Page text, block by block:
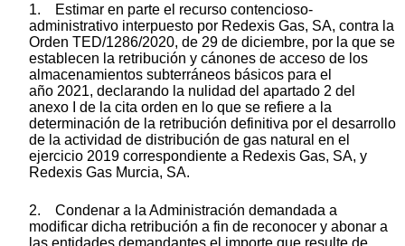
1. Estimar en parte el recurso contencioso-
administrativo interpuesto por Redexis Gas, SA, contra la
Orden TED/1286/2020, de 29 de diciembre, por la que se
establecen la retribución y cánones de acceso de los
almacenamientos subterráneos básicos para el
año 2021, declarando la nulidad del apartado 2 del
anexo I de la cita orden en lo que se refiere a la
determinación de la retribución definitiva por el desarrollo
de la actividad de distribución de gas natural en el
ejercicio 2019 correspondiente a Redexis Gas, SA, y
Redexis Gas Murcia, SA.
2. Condenar a la Administración demandada a
modificar dicha retribución a fin de reconocer y abonar a
las entidades demandantes el importe que resulte de